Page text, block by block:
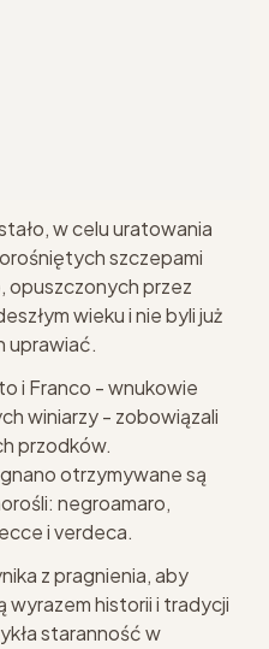
w celu uratowania
szczepami
opuszczonych przez
wieku i nie byli już
uprawiać.
i Franco - wnukowie
winiarzy - zobowiązali
przodków.
otrzymywane są
negroamaro,
i verdeca.
z pragnienia, aby
historii i tradycji
staranność w